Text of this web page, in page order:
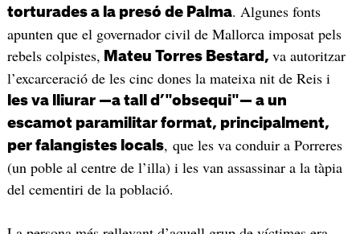
torturades a la presó de Palma. Algunes fonts
apunten que el governador civil de Mallorca imposat pels
rebels colpistes, Mateu Torres Bestard, va autoritzar
l’excarceració de les cinc dones la mateixa nit de Reis i
les va lliurar —a tall d’"obsequi"— a un
escamot paramilitar format, principalment,
per falangistes locals, que les va conduir a Porreres
(un poble al centre de l’illa) i les van assassinar a la tàpia
del cementiri de la població.